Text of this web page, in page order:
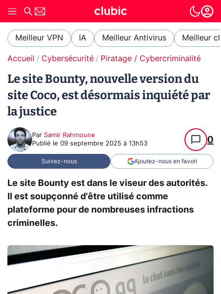
Meilleur VPN IA Meilleur Antivirus Meilleur
Accueil Cybersécurité Piratage / Cybercriminalité
Le site Bounty, nouvelle version du
site Coco, est désormais inquiété par
la justice
Par Samir Rahmoune
Publié le 09 septembre 2025 à 13h53 0
Suivez-nous Ajoutez-nous en favori
Le site Bounty est dans le viseur des autorités.
Il est soupçonné d'être utilisé comme
plateforme pour de nombreuses infractions
criminelles.